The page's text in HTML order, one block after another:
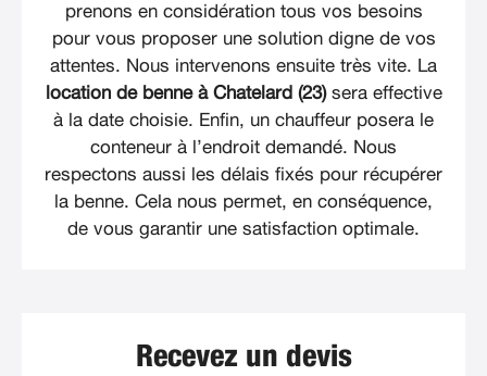
prenons en considération tous vos besoins
pour vous proposer une solution digne de vos
attentes. Nous intervenons ensuite très vite. La
location de benne à Chatelard (23)sera effective
à la date choisie. Enfin, un chauffeur posera le
conteneur à l’endroit demandé. Nous
respectons aussi les délais fixés pour récupérer
la benne. Cela nous permet, en conséquence,
de vous garantir une satisfaction optimale.
Recevez un devis